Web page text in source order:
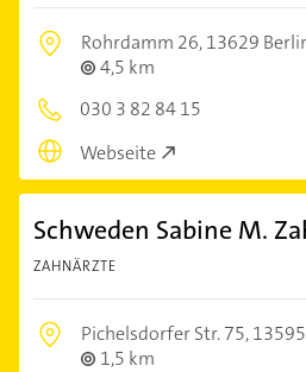
Rohrdamm 26,13629
4,5 km
030 3 82 84 15
Webseite
Schweden Sabine M.
ZAHNÄRZTE
Pichelsdorfer Str. 75,
1,5 km